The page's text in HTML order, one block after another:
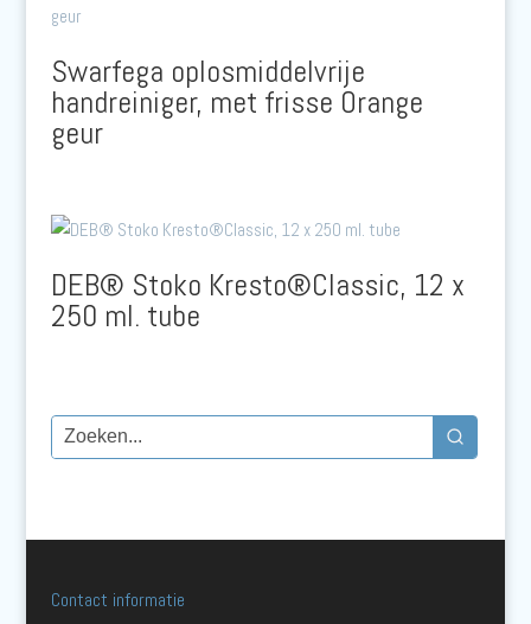
Swarfega oplosmiddelvrije
handreiniger, met frisse Orange
geur
DEB® Stoko Kresto®Classic, 12 x
250 ml. tube
Contact informatie